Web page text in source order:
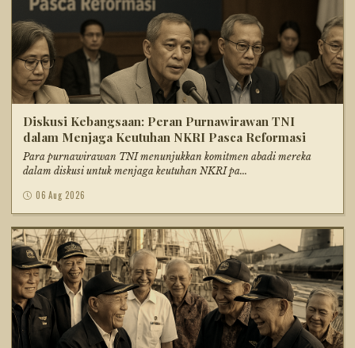
Diskusi Kebangsaan: Peran Purnawirawan TNI
dalam Menjaga Keutuhan NKRI Pasca Reformasi
Para purnawirawan TNI menunjukkan komitmen abadi mereka
dalam diskusi untuk menjaga keutuhan NKRI pa...
06 Aug 2026